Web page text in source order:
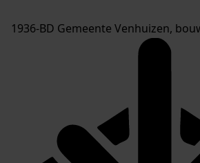
1936-BD Gemeente Venhuizen,